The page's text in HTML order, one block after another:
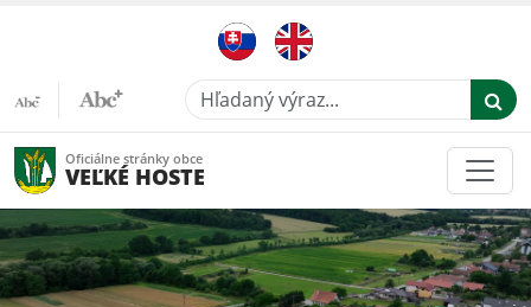
Hľadaný výraz...
Oficiálne stránky obce
VEĽKÉ HOSTE